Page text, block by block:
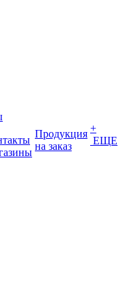
Продукция
на заказ
+
ЕЩЕ